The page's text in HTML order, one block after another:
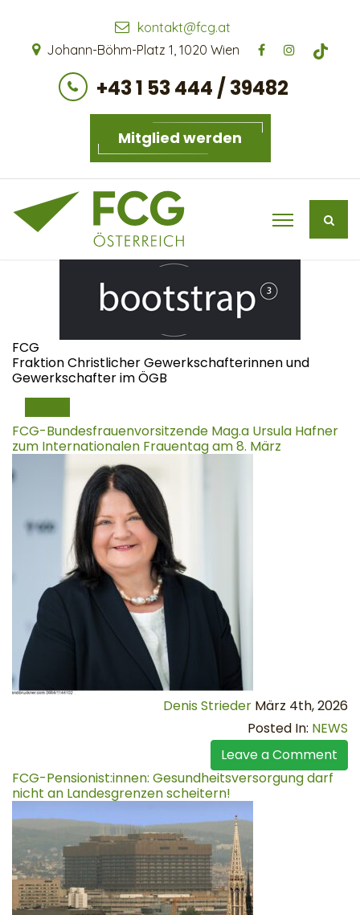
kontakt@fcg.at
Johann-Böhm-Platz 1, 1020 Wien
+43 1 53 444 / 39482
Mitglied werden
FCG
Fraktion Christlicher Gewerkschafterinnen und
Gewerkschafter im ÖGB
TOGGLE NAVIGATION
FCG-Bundesfrauenvorsitzende Mag.a Ursula Hafner
zum Internationalen Frauentag am 8. März
Denis Strieder März 4th, 2026
Posted In: NEWS
Leave a Comment
FCG-Pensionist:innen: Gesundheitsversorgung darf
nicht an Landesgrenzen scheitern!